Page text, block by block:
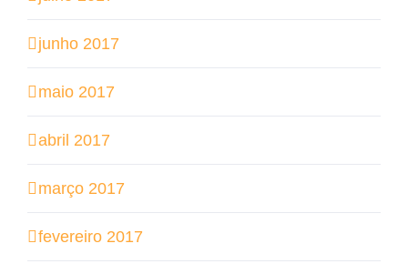
junho 2017
maio 2017
abril 2017
março 2017
fevereiro 2017